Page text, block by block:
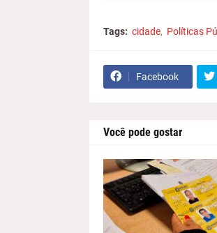
Tags: cidade Políticas
Facebook
Você pode gostar